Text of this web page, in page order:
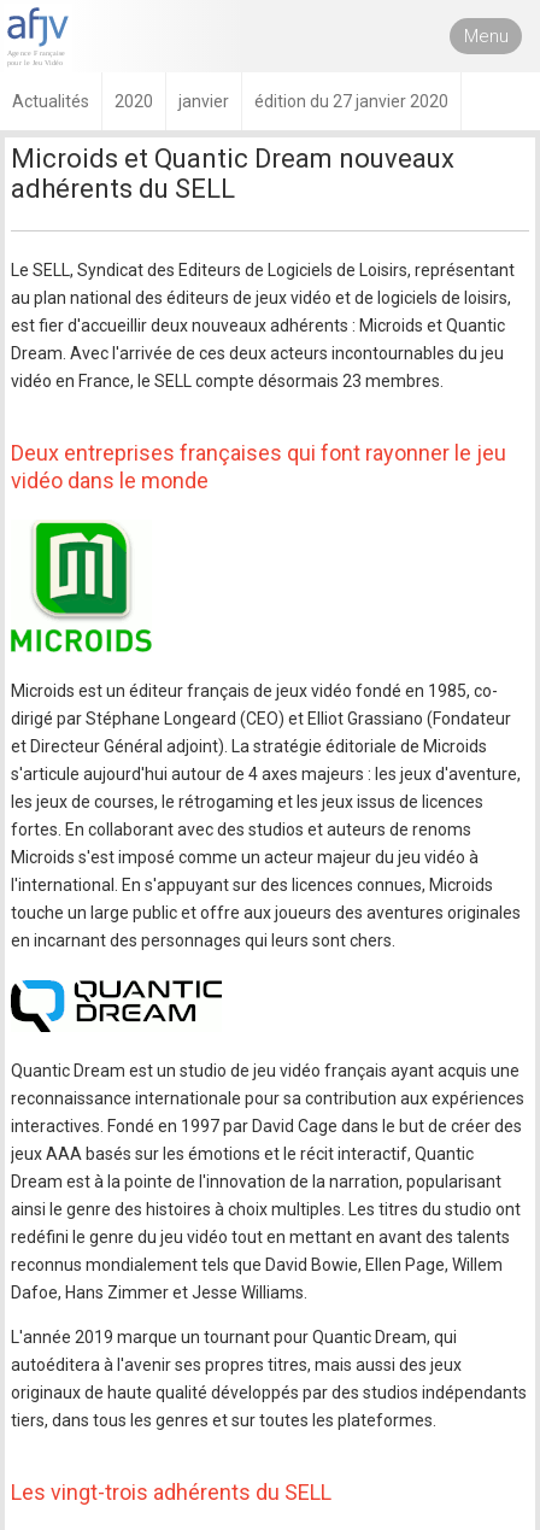
Menu
Actualités 2020 janvier édition du 27 janvier 2020
Microids et Quantic Dream nouveaux
adhérents du SELL
Le SELL, Syndicat des Editeurs de Logiciels de Loisirs, représentant
au plan national des éditeurs de jeux vidéo et de logiciels de loisirs,
est fier d'accueillir deux nouveaux adhérents : Microids et Quantic
Dream. Avec l'arrivée de ces deux acteurs incontournables du jeu
vidéo en France, le SELL compte désormais 23 membres.
Deux entreprises françaises qui font rayonner le jeu
vidéo dans le monde
Microids est un éditeur français de jeux vidéo fondé en 1985, co-
dirigé par Stéphane Longeard (CEO) et Elliot Grassiano (Fondateur
et Directeur Général adjoint). La stratégie éditoriale de Microids
s'articule aujourd'hui autour de 4 axes majeurs : les jeux d'aventure,
les jeux de courses, le rétrogaming et les jeux issus de licences
fortes. En collaborant avec des studios et auteurs de renoms
Microids s'est imposé comme un acteur majeur du jeu vidéo à
l'international. En s'appuyant sur des licences connues, Microids
touche un large public et offre aux joueurs des aventures originales
en incarnant des personnages qui leurs sont chers.
Quantic Dream est un studio de jeu vidéo français ayant acquis une
reconnaissance internationale pour sa contribution aux expériences
interactives. Fondé en 1997 par David Cage dans le but de créer des
jeux AAA basés sur les émotions et le récit interactif, Quantic
Dream est à la pointe de l'innovation de la narration, popularisant
ainsi le genre des histoires à choix multiples. Les titres du studio ont
redéfini le genre du jeu vidéo tout en mettant en avant des talents
reconnus mondialement tels que David Bowie, Ellen Page, Willem
Dafoe, Hans Zimmer et Jesse Williams.
L'année 2019 marque un tournant pour Quantic Dream, qui
autoéditera à l'avenir ses propres titres, mais aussi des jeux
originaux de haute qualité développés par des studios indépendants
tiers, dans tous les genres et sur toutes les plateformes.
Les vingt-trois adhérents du SELL